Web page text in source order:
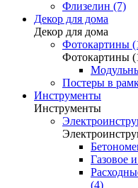
Флизелин (7)
Декор для дома
Декор для дома
Фотокартины
Фотокартины
Постеры в
Инструменты
Инструменты
Газовое
(4)